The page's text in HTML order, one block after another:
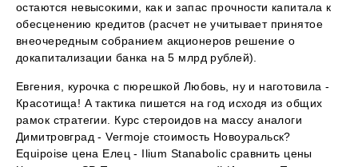
остаются невысокими, как и запас прочности капитала к
обесценению кредитов (расчет не учитывает принятое
внеочередным собранием акционеров решение о
докапитализации банка на 5 млрд рублей).
Евгения, курочка с пюрешкой Любовь, ну и наготовила -
Красотища! А тактика пишется на год исходя из общих
рамок стратегии. Курс стероидов на массу аналоги
Димитровград - Vermoje стоимость Новоуральск?
Equipoise цена Елец - Ilium Stanabolic сравнить цены